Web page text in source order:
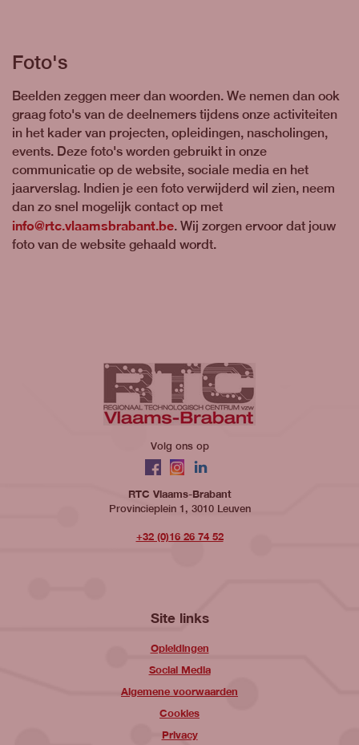
Foto's
Beelden zeggen meer dan woorden. We nemen dan ook
graag foto's van de deelnemers tijdens onze activiteiten
in het kader van projecten, opleidingen, nascholingen,
events. Deze foto's worden gebruikt in onze
communicatie op de website, sociale media en het
jaarverslag. Indien je een foto verwijderd wil zien, neem
dan zo snel mogelijk contact op met
info@rtc.vlaamsbrabant.be. Wij zorgen ervoor dat jouw
foto van de website gehaald wordt.
Volg ons op
Facebook
Instagram
LinkedIn
RTC Vlaams-Brabant
Provincieplein 1, 3010 Leuven
+32 (0)16 26 74 52
Site links
Opleidingen
Social Media
Algemene voorwaarden
Cookies
Privacy